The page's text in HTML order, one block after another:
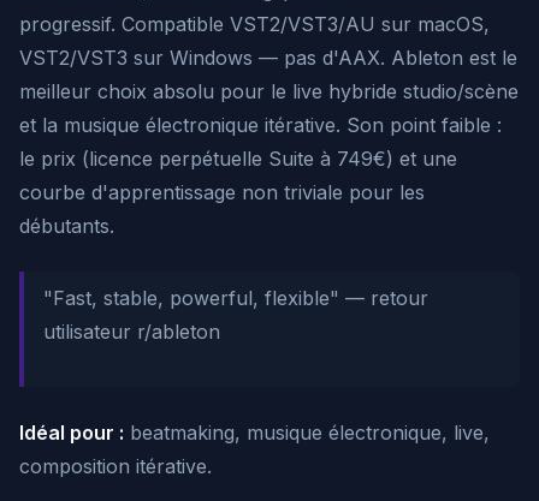
progressif. Compatible VST2/VST3/AU sur macOS,
VST2/VST3 sur Windows — pas d'AAX. Ableton est le
meilleur choix absolu pour le live hybride studio/scène
et la musique électronique itérative. Son point faible :
le prix (licence perpétuelle Suite à 749€) et une
courbe d'apprentissage non triviale pour les
débutants.
"Fast, stable, powerful, flexible" — retour
utilisateur r/ableton
Idéal pour : beatmaking, musique électronique, live,
composition itérative.